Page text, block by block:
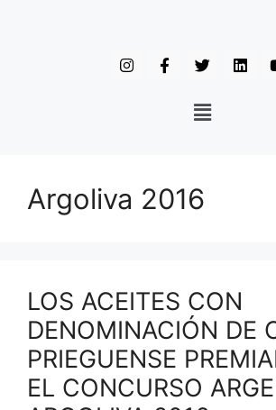
Argoliva 2016
LOS ACEITES CON
DENOMINACIÓN DE
PRIEGUENSE
EL CONCURSO